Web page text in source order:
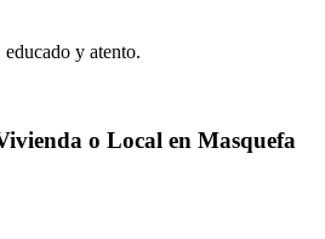
y atento.
o Local en Masquefa